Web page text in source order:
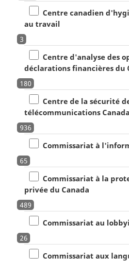
Centre canadien
au travail
3
Centre d'analyse des
déclarations financières du
180
Centre de la sécurité
télécommunications Canada
936
Commissariat à
65
Commissariat à la
privée du Canada
489
Commissariat au
26
Commissariat aux